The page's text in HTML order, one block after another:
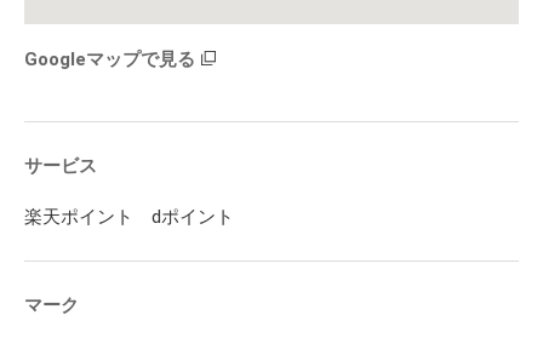
Googleマップで見る
サービス
楽天ポイント dポイント
マーク